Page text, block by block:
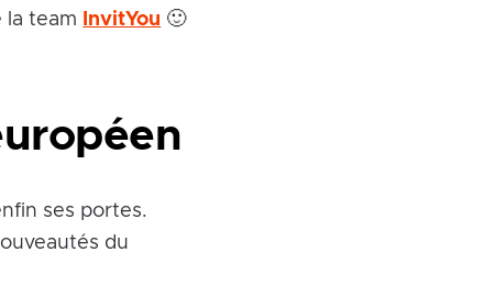
la team
InvitYou 🙂
ses portes.
du